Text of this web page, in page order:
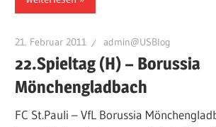
21. Februar 2011 admin@USBlog
22.Spieltag (H) – Borussia
Mönchengladbach
FC St.Pauli – VfL Borussia